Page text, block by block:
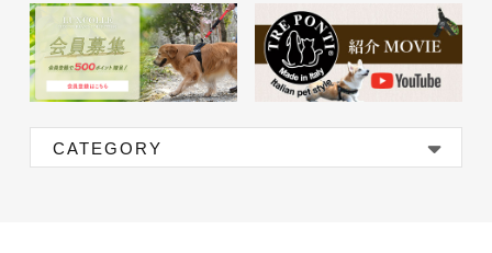
CATEGORY